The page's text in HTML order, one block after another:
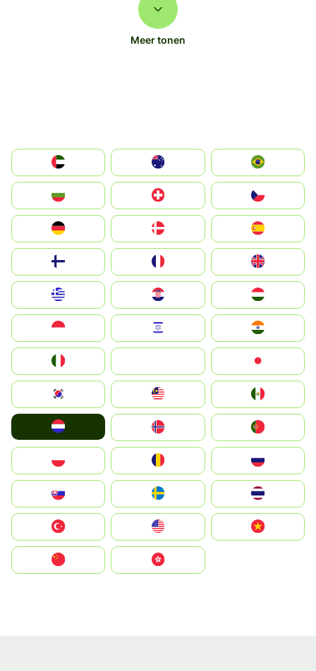
Meer tonen
الإمارات العربية المتحدة
Switzerland
Deutschland
United Kingdom
Magyarország
South Korea
United States
中國香港特別行政區